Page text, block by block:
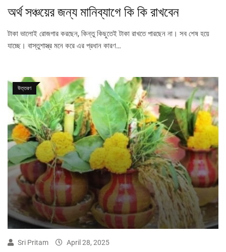
অর্থ সঞ্চয়ের জন্য মানিব্যাগে কি কি রাখবেন
টাকা ভালোই রোজগার করছেন, কিন্তু কিছুতেই টাকা রাখতে পারছেন না। সব শেষ হয়ে
যাচ্ছে। বাস্তুশাস্ত্র মনে করে এর প্রধান কারণ…
উত্তরণ
Sri Pritam April 28, 2025